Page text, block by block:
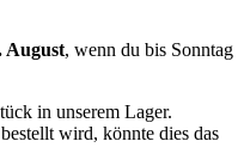
August, wenn du bis Sonntag
in unserem Lager.
wird, könnte dies das